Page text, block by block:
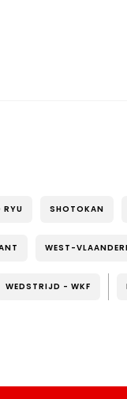
RYU SHOTOKAN
WEST-
WEDSTRIJD - WKF